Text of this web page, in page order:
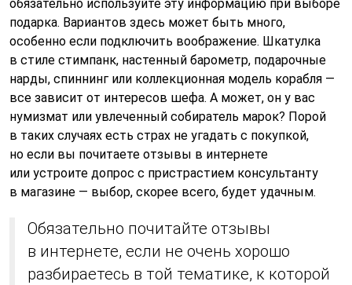
обязательно используйте эту информацию при выборе
подарка. Вариантов здесь может быть много,
особенно если подключить воображение. Шкатулка
в стиле стимпанк, настенный барометр, подарочные
нарды, спиннинг или коллекционная модель корабля —
все зависит от интересов шефа. А может, он у вас
нумизмат или увлеченный собиратель марок? Порой
в таких случаях есть страх не угадать с покупкой,
но если вы почитаете отзывы в интернете
или устроите допрос с пристрастием консультанту
в магазине — выбор, скорее всего, будет удачным.
Обязательно почитайте отзывы
в интернете, если не очень хорошо
разбираетесь в той тематике, к которой